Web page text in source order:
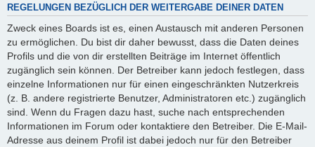
REGELUNGEN BEZÜGLICH DER WEITERGABE DEINER DATEN
Zweck eines Boards ist es, einen Austausch mit anderen Personen
zu ermöglichen. Du bist dir daher bewusst, dass die Daten deines
Profils und die von dir erstellten Beiträge im Internet öffentlich
zugänglich sein können. Der Betreiber kann jedoch festlegen, dass
einzelne Informationen nur für einen eingeschränkten Nutzerkreis
(z. B. andere registrierte Benutzer, Administratoren etc.) zugänglich
sind. Wenn du Fragen dazu hast, suche nach entsprechenden
Informationen im Forum oder kontaktiere den Betreiber. Die E-Mail-
Adresse aus deinem Profil ist dabei jedoch nur für den Betreiber